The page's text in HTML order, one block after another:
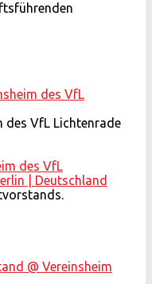
des VfL
des VfL Lichtenrade
@ Vereinsheim